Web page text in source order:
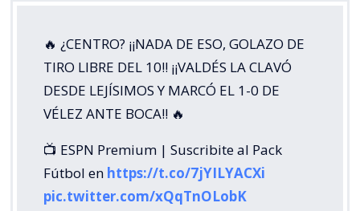
🔥 ¿CENTRO? ¡¡NADA DE ESO, GOLAZO DE
TIRO LIBRE DEL 10!! ¡¡VALDÉS LA CLAVÓ
DESDE LEJÍSIMOS Y MARCÓ EL 1-0 DE
VÉLEZ ANTE BOCA!! 🔥
📺 ESPN Premium | Suscribite al Pack
Fútbol en https://t.co/7jYILYACXi
pic.twitter.com/xQqTnOLobK